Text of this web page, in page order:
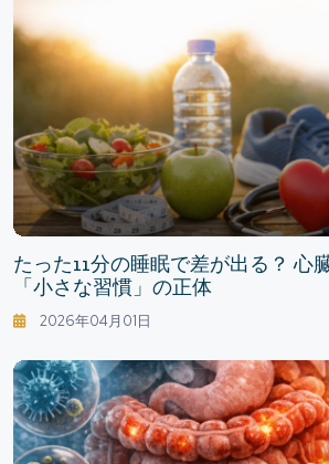
たった11分の睡眠で差が出る？ 心
「小さな習慣」の正体
2026年04月01日